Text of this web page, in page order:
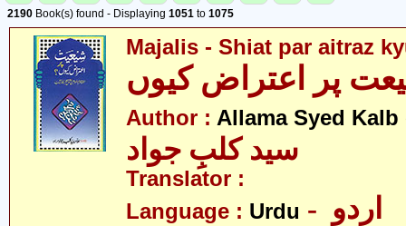
2190 Book(s) found - Displaying 1051 to 1075
Majalis - Shiat par aitraz
پر اعتراض کیوں
Author : Allama Syed Kalb
سید کلبِ جواد
Translator :
Language : Urdu